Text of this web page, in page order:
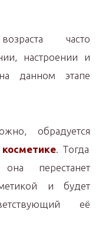
часто
настроении и
данном этапе
обрадуется
. Тогда
перестанет
и будет
её